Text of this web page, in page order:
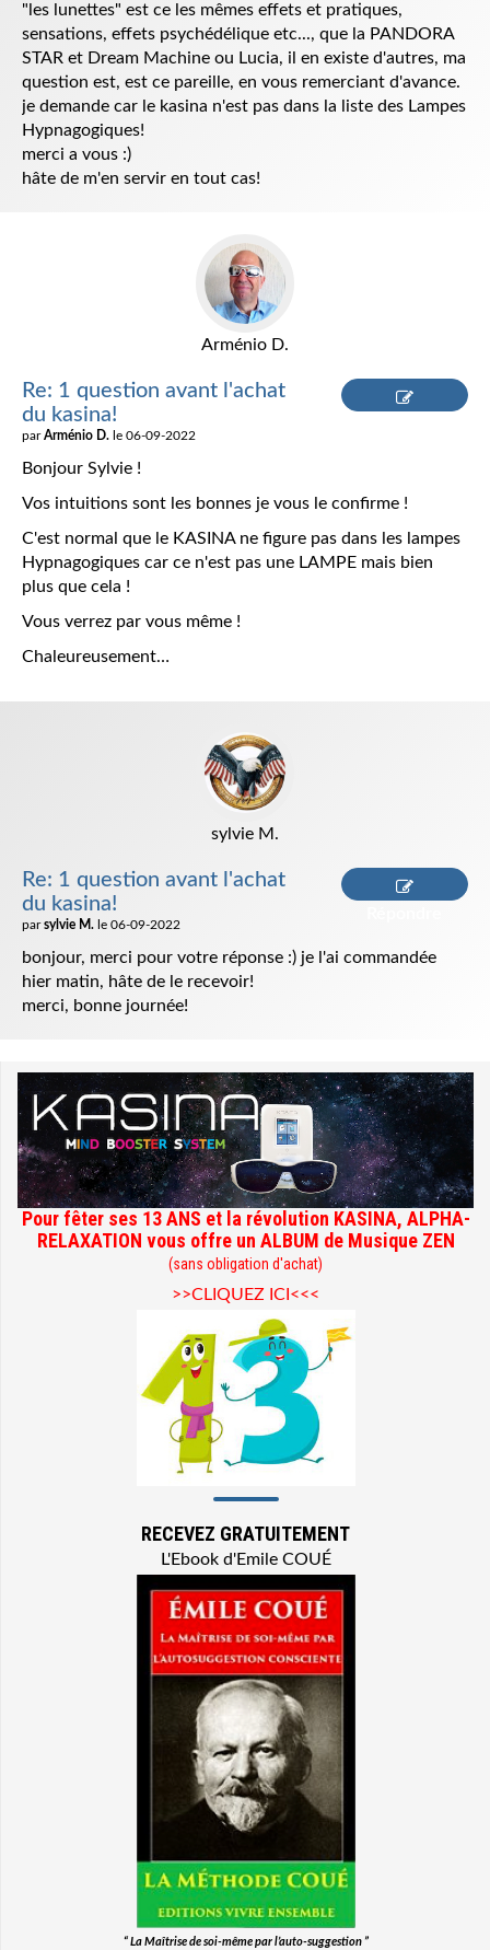
"les lunettes" est ce les mêmes effets et pratiques,
sensations, effets psychédélique etc..., que la PANDORA
STAR et Dream Machine ou Lucia, il en existe d'autres, ma
question est, est ce pareille, en vous remerciant d'avance.
je demande car le kasina n'est pas dans la liste des Lampes
Hypnagogiques!
merci a vous :)
hâte de m'en servir en tout cas!
Arménio D.
Re: 1 question avant l'achat
du kasina!
parArménio D. le 06-09-2022
Bonjour Sylvie !
Vos intuitions sont les bonnes je vous le confirme !
C'est normal que le KASINA ne figure pas dans les lampes
Hypnagogiques car ce n'est pas une LAMPE mais bien
plus que cela !
Vous verrez par vous même !
Chaleureusement…
sylvie M.
Re: 1 question avant l'achat
du kasina!
parsylvie M. le 06-09-2022
bonjour, merci pour votre réponse :) je l'ai commandée
hier matin, hâte de le recevoir!
merci, bonne journée!
Pour fêter ses 13 ANS et la révolution KASINA, ALPHA-
RELAXATION vous offre un ALBUM de Musique ZEN
(sans obligation d'achat)
>>CLIQUEZ ICI<<<
RECEVEZ GRATUITEMENT
L'Ebook d'Emile COUÉ
“ La Maîtrise de soi-même par l’auto-suggestion ”